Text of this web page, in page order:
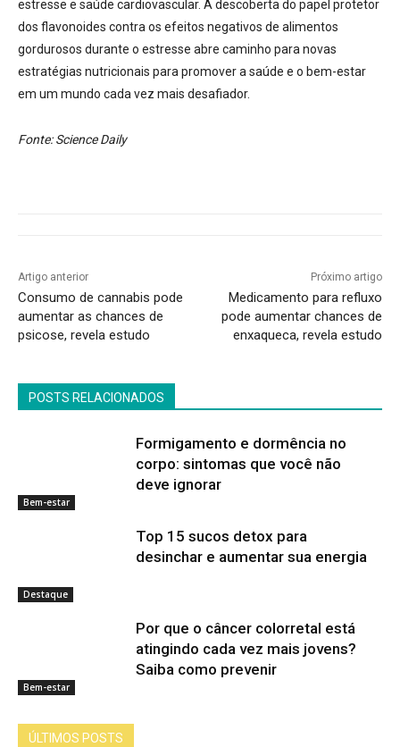
estresse e saúde cardiovascular. A descoberta do papel protetor
dos flavonoides contra os efeitos negativos de alimentos
gordurosos durante o estresse abre caminho para novas
estratégias nutricionais para promover a saúde e o bem-estar
em um mundo cada vez mais desafiador.
Fonte: Science Daily
Artigo anterior
Consumo de cannabis pode
aumentar as chances de
psicose, revela estudo
Próximo artigo
Medicamento para refluxo
pode aumentar chances de
enxaqueca, revela estudo
POSTS RELACIONADOS
Bem-estar
Formigamento e dormência no
corpo: sintomas que você não
deve ignorar
Destaque
Top 15 sucos detox para
desinchar e aumentar sua energia
Bem-estar
Por que o câncer colorretal está
atingindo cada vez mais jovens?
Saiba como prevenir
ÚLTIMOS POSTS